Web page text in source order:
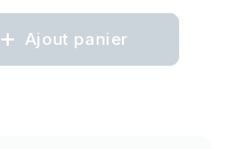
Ajout panier